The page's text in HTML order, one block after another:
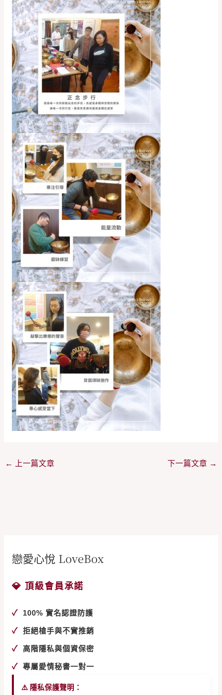
← 上一篇文章 下一篇文章 →
戀愛心悅 LoveBox
💎 頂級會員承諾
✓ 100% 實名認證防護
✓ 拒絕槍手與不實推銷
✓ 高階隱私與個資保密
✓ 專屬愛情秘書一對一
⚠️ 隱私保護聲明：